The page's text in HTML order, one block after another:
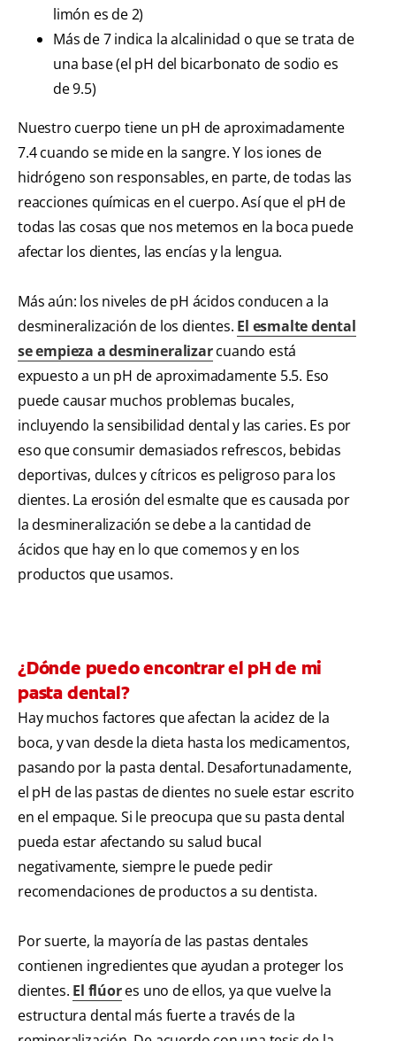
limón es de 2)
Más de 7 indica la alcalinidad o que se trata de
una base (el pH del bicarbonato de sodio es
de 9.5)
Nuestro cuerpo tiene un pH de aproximadamente
7.4 cuando se mide en la sangre. Y los iones de
hidrógeno son responsables, en parte, de todas las
reacciones químicas en el cuerpo. Así que el pH de
todas las cosas que nos metemos en la boca puede
afectar los dientes, las encías y la lengua.
Más aún: los niveles de pH ácidos conducen a la
desmineralización de los dientes. El esmalte dental
se empieza a desmineralizarcuando está
expuesto a un pH de aproximadamente 5.5. Eso
puede causar muchos problemas bucales,
incluyendo la sensibilidad dental y las caries. Es por
eso que consumir demasiados refrescos, bebidas
deportivas, dulces y cítricos es peligroso para los
dientes. La erosión del esmalte que es causada por
la desmineralización se debe a la cantidad de
ácidos que hay en lo que comemos y en los
productos que usamos.
¿Dónde puedo encontrar el pH de mi
pasta dental?
Hay muchos factores que afectan la acidez de la
boca, y van desde la dieta hasta los medicamentos,
pasando por la pasta dental. Desafortunadamente,
el pH de las pastas de dientes no suele estar escrito
en el empaque. Si le preocupa que su pasta dental
pueda estar afectando su salud bucal
negativamente, siempre le puede pedir
recomendaciones de productos a su dentista.
Por suerte, la mayoría de las pastas dentales
contienen ingredientes que ayudan a proteger los
dientes. El flúores uno de ellos, ya que vuelve la
estructura dental más fuerte a través de la